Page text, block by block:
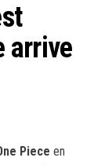
arrive
Piece en